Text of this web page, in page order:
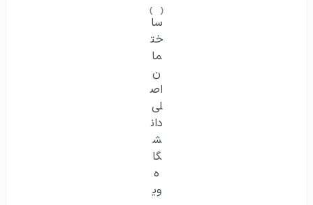
ساختمان اصلی دانشگاه وین اتریش
دانشکده‌های دانشگاه ویناتریش